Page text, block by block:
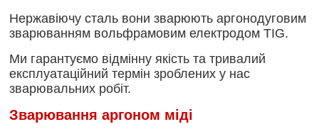
Нержавіючу сталь вони зварюють аргонодуговим
зварюванням вольфрамовим електродом TIG.
Ми гарантуємо відмінну якість та тривалий
експлуатаційний термін зроблених у нас
зварювальних робіт.
Зварювання аргоном міді